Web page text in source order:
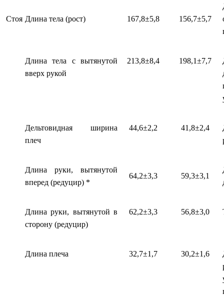
Стоя Длина тела (рост) 167,8±5,8 156,7±5,7
Длина тела с вытянутой
вверх рукой
213,8±8,4 198,1±7,7
Дельтовидная ширина
плеч
44,6±2,2 41,8±2,4
Длина руки, вытянутой
вперед (редуцир) *
64,2±3,3 59,3±3,1
Длина руки, вытянутой в
сторону (редуцир)
62,2±3,3 56,8±3,0
Длина плеча 32,7±1,7 30,2±1,6